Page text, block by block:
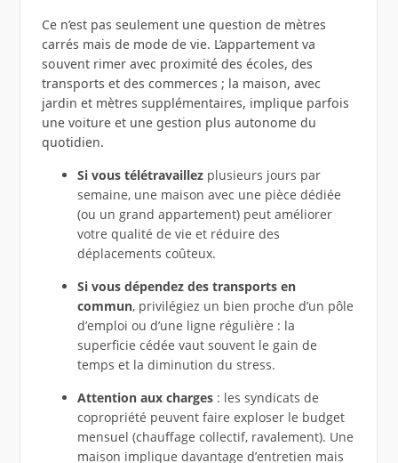
Ce n’est pas seulement une question de mètres
carrés mais de mode de vie. L’appartement va
souvent rimer avec proximité des écoles, des
transports et des commerces ; la maison, avec
jardin et mètres supplémentaires, implique parfois
une voiture et une gestion plus autonome du
quotidien.
Si vous télétravaillezplusieurs jours par
semaine, une maison avec une pièce dédiée
(ou un grand appartement) peut améliorer
votre qualité de vie et réduire des
déplacements coûteux.
Si vous dépendez des transports en
commun, privilégiez un bien proche d’un pôle
d’emploi ou d’une ligne régulière : la
superficie cédée vaut souvent le gain de
temps et la diminution du stress.
Attention aux charges: les syndicats de
copropriété peuvent faire exploser le budget
mensuel (chauffage collectif, ravalement). Une
maison implique davantage d’entretien mais